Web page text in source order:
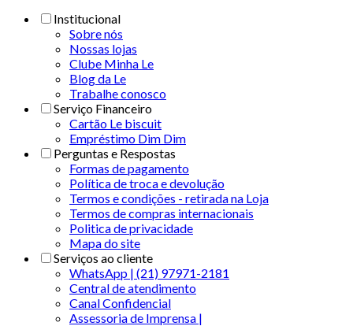
Institucional
Sobre nós
Nossas lojas
Clube Minha Le
Blog da Le
Trabalhe conosco
Serviço Financeiro
Cartão Le biscuit
Empréstimo Dim Dim
Perguntas e Respostas
Formas de pagamento
Política de troca e devolução
Termos e condições - retirada na Loja
Termos de compras internacionais
Politica de privacidade
Mapa do site
Serviços ao cliente
WhatsApp | (21) 97971-2181
Central de atendimento
Canal Confidencial
Assessoria de Imprensa |